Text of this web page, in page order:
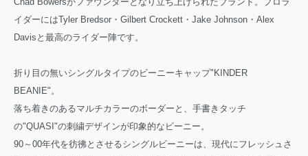
イダーにはTyler Bredsor・Gilbert Crockett・Jake Johnson・Alex
Davisと最高のライダー陣です。
折り目の無いシングルタイプのビーニーキャップ"KINDER
BEANIE"。
落ち着きのあるマルチカラーのボーダーと、手書きタッチ
の"QUASI"の刺繍デザインが印象的なビーニー。
90～00年代を彷彿とさせるシングルビーニーは、現代にフレッシュさ